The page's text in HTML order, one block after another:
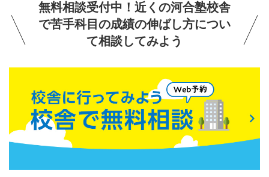
無料相談受付中！近くの河合塾校舎
で苦手科目の成績の伸ばし方につい
て相談してみよう